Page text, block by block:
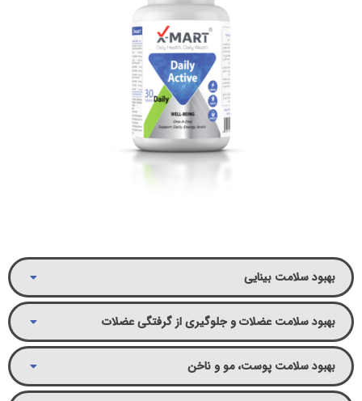
بهبود سلامت بینایی
بهبود سلامت عضلات و جلوگیری از گرفتگی عضلات
بهبود سلامت پوست، مو و ناخن